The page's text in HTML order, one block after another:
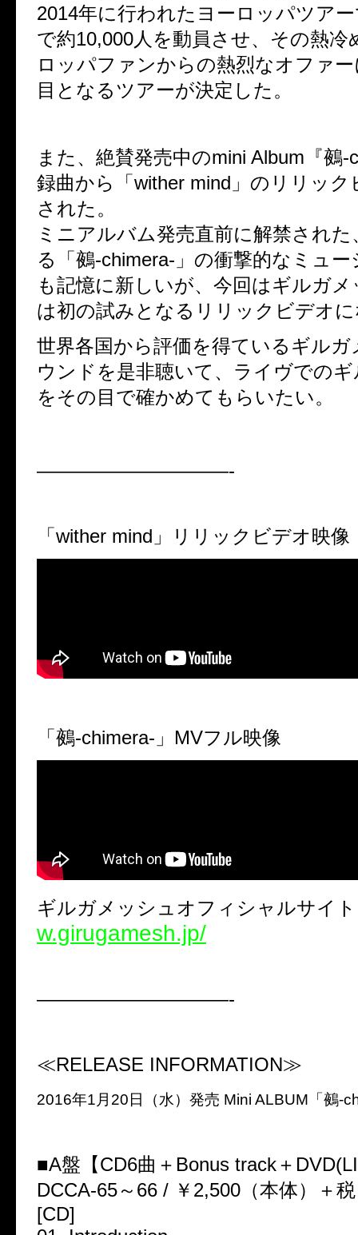
2014年に行われたヨーロッパツア
で約10,000人を動員させ、その熱冷
ロッパファンからの熱烈なオファ
目となるツアーが決定した。
また、絶賛発売中のmini Album『鵺-
録曲から「wither mind」のリリック
された。
ミニアルバム発売直前に解禁され
る「鵺-chimera-」の衝撃的なミュ
も記憶に新しいが、今回はギルガ
は初の試みとなるリリックビデオ
世界各国から評価を得ているギル
ウンドを是非聴いて、ライヴでの
をその目で確かめてもらいたい。
——————————-
「wither mind」リリックビデオ映像
「鵺-chimera-」MVフル映像
ギルガメッシュオフィシャルサ
w.girugamesh.jp/
——————————-
≪RELEASE INFORMATION≫
2016年1月20日（水）発売 Mini ALBUM「鵺-
■A盤【CD6曲＋Bonus track＋
DCCA-65～66 / ￥2,500（本体）＋税
[CD]